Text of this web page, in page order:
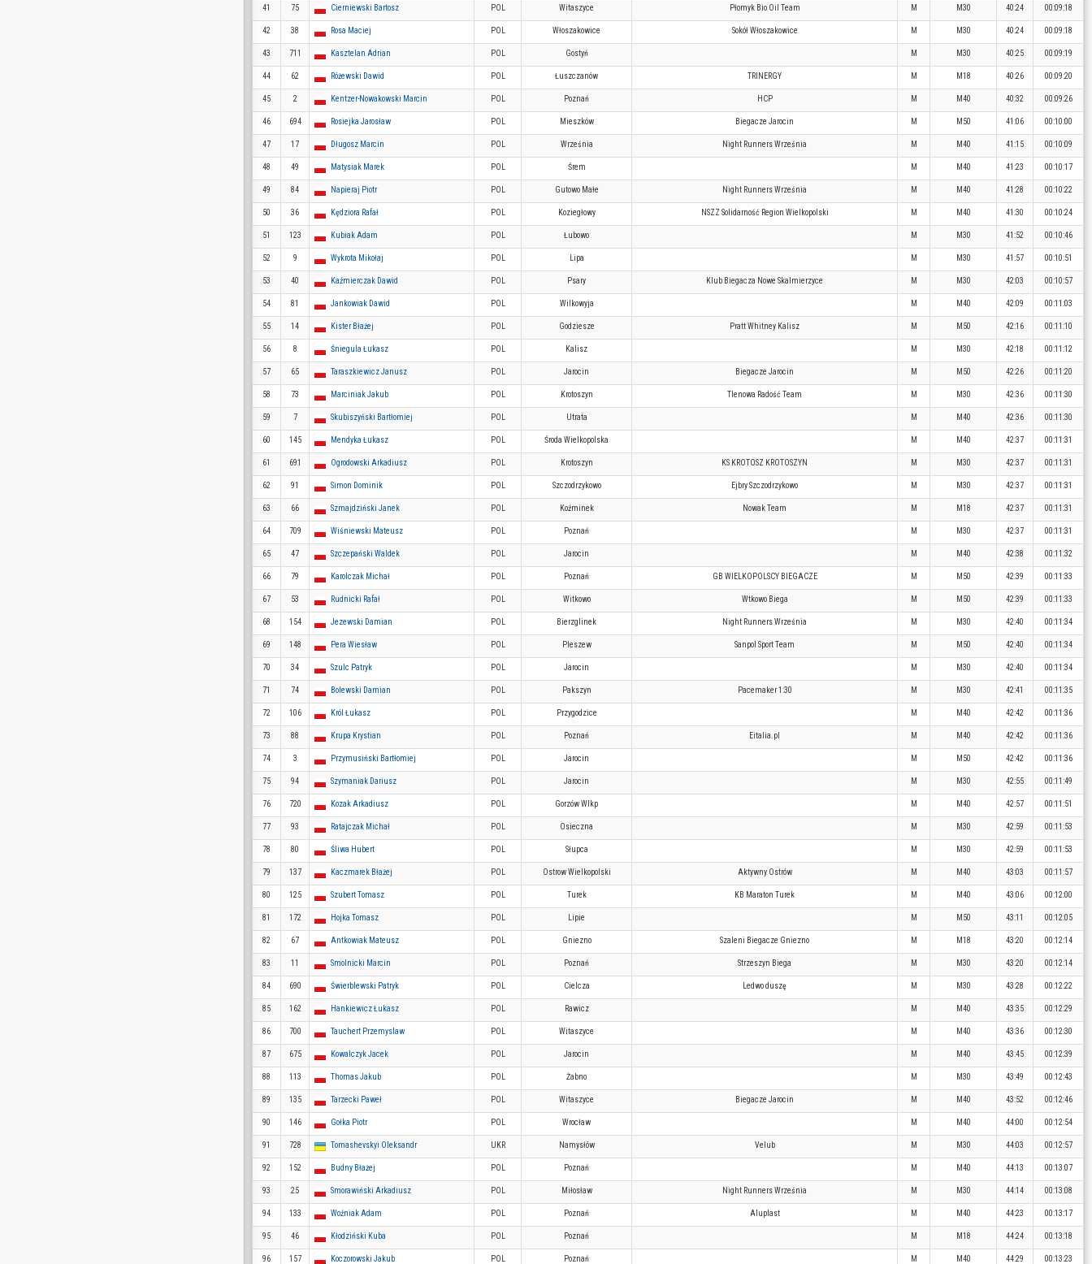
41 75 Cierniewski Bartosz POL Witaszyce Płomyk Bio Oil Team M M30 40:24 00:09:18
42 38 Rosa Maciej POL Włoszakowice Sokół Włoszakowice M M30 40:24 00:09:18
43 711 Kasztelan Adrian POL Gostyń M M30 40:25 00:09:19
44 62 Różewski Dawid POL Łuszczanów TRINERGY M M18 40:26 00:09:20
45 2 Kentzer-Nowakowski Marcin POL Poznań HCP M M40 40:32 00:09:26
46 694 Rosiejka Jarosław POL Mieszków Biegacze Jarocin M M50 41:06 00:10:00
47 17 Długosz Marcin POL Września Night Runners Września M M40 41:15 00:10:09
48 49 Matysiak Marek POL Śrem M M40 41:23 00:10:17
49 84 Napieraj Piotr POL Gutowo Małe Night Runners Września M M40 41:28 00:10:22
50 36 Kędziora Rafał POL Koziegłowy NSZZ Solidarność Region Wielkopolski M M40 41:30 00:10:24
51 123 Kubiak Adam POL Łubowo M M30 41:52 00:10:46
52 9 Wykrota Mikołaj POL Lipa M M30 41:57 00:10:51
53 40 Kaźmierczak Dawid POL Psary Klub Biegacza Nowe Skalmierzyce M M30 42:03 00:10:57
54 81 Jankowiak Dawid POL Wilkowyja M M40 42:09 00:11:03
55 14 Kister Błażej POL Godziesze Pratt Whitney Kalisz M M50 42:16 00:11:10
56 8 Śniegula Łukasz POL Kalisz M M30 42:18 00:11:12
57 65 Taraszkiewicz Janusz POL Jarocin Biegacze Jarocin M M50 42:26 00:11:20
58 73 Marciniak Jakub POL Krotoszyn Tlenowa Radość Team M M30 42:36 00:11:30
59 7 Skubiszyński Bartłomiej POL Utrata M M40 42:36 00:11:30
60 145 Mendyka Łukasz POL Środa Wielkopolska M M40 42:37 00:11:31
61 691 Ogrodowski Arkadiusz POL Krotoszyn KS KROTOSZ KROTOSZYN M M30 42:37 00:11:31
62 91 Simon Dominik POL Szczodrzykowo Ejbry Szczodrzykowo M M30 42:37 00:11:31
63 66 Szmajdziński Janek POL Koźminek Nowak Team M M18 42:37 00:11:31
64 709 Wiśniewski Mateusz POL Poznań M M30 42:37 00:11:31
65 47 Szczepański Waldek POL Jarocin M M40 42:38 00:11:32
66 79 Karolczak Michał POL Poznań GB WIELKOPOLSCY BIEGACZE M M50 42:39 00:11:33
67 53 Rudnicki Rafał POL Witkowo Wtkowo Biega M M50 42:39 00:11:33
68 154 Jezewski Damian POL Bierzglinek Night Runners Września M M30 42:40 00:11:34
69 148 Pera Wiesław POL Pleszew Sanpol Sport Team M M50 42:40 00:11:34
70 34 Szulc Patryk POL Jarocin M M30 42:40 00:11:34
71 74 Bolewski Damian POL Pakszyn Pacemaker 1:30 M M30 42:41 00:11:35
72 106 Król Łukasz POL Przygodzice M M40 42:42 00:11:36
73 88 Krupa Krystian POL Poznań Eitalia.pl M M40 42:42 00:11:36
74 3 Przymusiński Bartłomiej POL Jarocin M M50 42:42 00:11:36
75 94 Szymaniak Dariusz POL Jarocin M M30 42:55 00:11:49
76 720 Kozak Arkadiusz POL Gorzów Wlkp M M40 42:57 00:11:51
77 93 Ratajczak Michał POL Osieczna M M30 42:59 00:11:53
78 80 Śliwa Hubert POL Słupca M M30 42:59 00:11:53
79 137 Kaczmarek Błażej POL Ostrow Wielkopolski Aktywny Ostrów M M40 43:03 00:11:57
80 125 Szubert Tomasz POL Turek KB Maraton Turek M M40 43:06 00:12:00
81 172 Hojka Tomasz POL Lipie M M50 43:11 00:12:05
82 67 Antkowiak Mateusz POL Gniezno Szaleni Biegacze Gniezno M M18 43:20 00:12:14
83 11 Smolnicki Marcin POL Poznań Strzeszyn Biega M M30 43:20 00:12:14
84 690 Świerblewski Patryk POL Cielcza Ledwo duszę M M30 43:28 00:12:22
85 162 Hankiewicz Łukasz POL Rawicz M M40 43:35 00:12:29
86 700 Tauchert Przemyslaw POL Witaszyce M M40 43:36 00:12:30
87 675 Kowalczyk Jacek POL Jarocin M M40 43:45 00:12:39
88 113 Thomas Jakub POL Żabno M M30 43:49 00:12:43
89 135 Tarzecki Paweł POL Witaszyce Biegacze Jarocin M M40 43:52 00:12:46
90 146 Gołka Piotr POL Wrocław M M40 44:00 00:12:54
91 728 Tomashevskyi Oleksandr UKR Namysłów Velub M M30 44:03 00:12:57
92 152 Budny Błażej POL Poznań M M40 44:13 00:13:07
93 25 Smorawiński Arkadiusz POL Miłosław Night Runners Września M M30 44:14 00:13:08
94 133 Woźniak Adam POL Poznań Aluplast M M40 44:23 00:13:17
95 46 Kłodziński Kuba POL Poznań M M18 44:24 00:13:18
96 157 Koczorowski Jakub POL Poznań M M40 44:29 00:13:23